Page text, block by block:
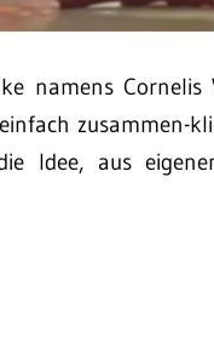
namens
zusammen-
Idee, aus